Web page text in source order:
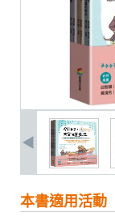
本書適用活動